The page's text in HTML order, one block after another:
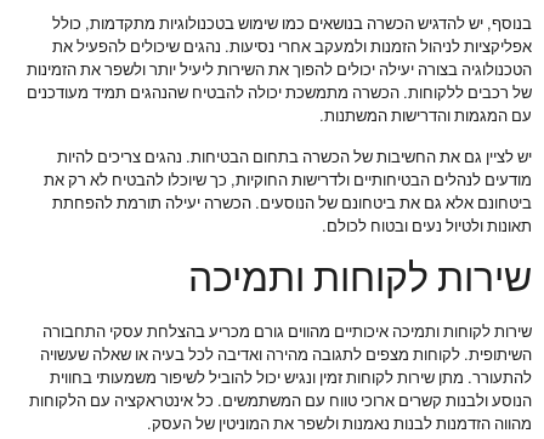
בנוסף, יש להדגיש הכשרה בנושאים כמו שימוש בטכנולוגיות מתקדמות, כולל
אפליקציות לניהול הזמנות ולמעקב אחרי נסיעות. נהגים שיכולים להפעיל את
הטכנולוגיה בצורה יעילה יכולים להפוך את השירות ליעיל יותר ולשפר את הזמינות
של רכבים ללקוחות. הכשרה מתמשכת יכולה להבטיח שהנהגים תמיד מעודכנים
עם המגמות והדרישות המשתנות.
יש לציין גם את החשיבות של הכשרה בתחום הבטיחות. נהגים צריכים להיות
מודעים לנהלים הבטיחותיים ולדרישות החוקיות, כך שיוכלו להבטיח לא רק את
ביטחונם אלא גם את ביטחונם של הנוסעים. הכשרה יעילה תורמת להפחתת
תאונות ולטיול נעים ובטוח לכולם.
שירות לקוחות ותמיכה
שירות לקוחות ותמיכה איכותיים מהווים גורם מכריע בהצלחת עסקי התחבורה
השיתופית. לקוחות מצפים לתגובה מהירה ואדיבה לכל בעיה או שאלה שעשויה
להתעורר. מתן שירות לקוחות זמין ונגיש יכול להוביל לשיפור משמעותי בחווית
הנוסע ולבנות קשרים ארוכי טווח עם המשתמשים. כל אינטראקציה עם הלקוחות
מהווה הזדמנות לבנות נאמנות ולשפר את המוניטין של העסק.